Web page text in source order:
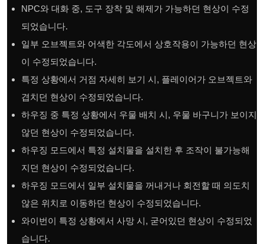
NPC와 대화 중, 도구 장착 및 해제가 가능하던 현상이 수정
되었습니다.
일부 오브젝트와 어색한 각도에서 상호작용이 가능하던 현상
이 수정되었습니다.
특정 상황에서 거점 자세히 보기 시, 플레이어가 오브젝트와
겹치던 현상이 수정되었습니다.
하우징 중 특정 상황에서 우물 배치 시, 우물 바구니가 보이지
않던 현상이 수정되었습니다.
하우징 모드에서 특정 설치물을 설치한 후 조작이 불가능해
지던 현상이 수정되었습니다.
하우징 모드에서 일부 설치물을 꺼내거나 회전할 때 의도치
않은 위치로 이동하던 현상이 수정되었습니다.
와이번이 특정 상황에서 사망 시, 굳어있던 현상이 수정되었
습니다.